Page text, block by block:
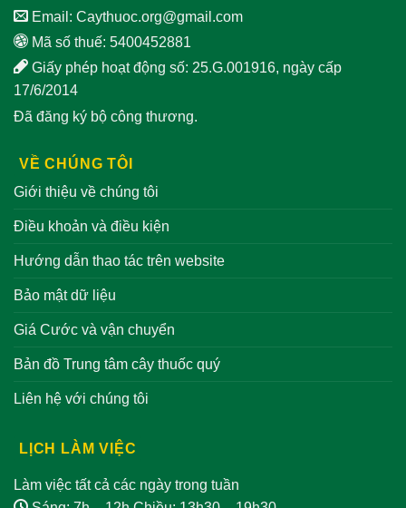
Email: Caythuoc.org@gmail.com
Mã số thuế: 5400452881
Giấy phép hoạt động số: 25.G.001916, ngày cấp
17/6/2014
Đã đăng ký bộ công thương.
VỀ CHÚNG TÔI
Giới thiệu về chúng tôi
Điều khoản và điều kiện
Hướng dẫn thao tác trên website
Bảo mật dữ liệu
Giá Cước và vận chuyển
Bản đồ Trung tâm cây thuốc quý
Liên hệ với chúng tôi
LỊCH LÀM VIỆC
Làm việc tất cả các ngày trong tuần